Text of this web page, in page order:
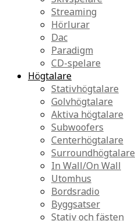
Streaming
Hörlurar
Dac
Paradigm
CD-spelare
Högtalare
Stativhögtalare
Golvhögtalare
Aktiva högtalare
Subwoofers
Centerhögtalare
Surroundhögtalare
In Wall/On Wall
Utomhus
Bordsradio
Byggsatser
Stativ och fästen